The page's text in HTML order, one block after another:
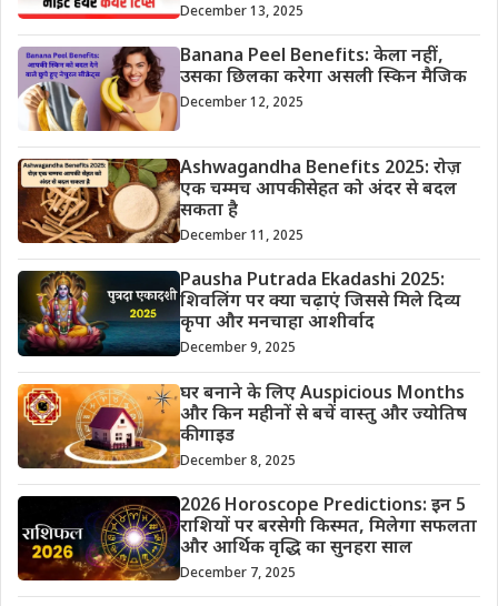
December 13, 2025
Banana Peel Benefits: केला नहीं,
उसका छिलका करेगा असली स्किन मैजिक
December 12, 2025
Ashwagandha Benefits 2025: रोज़
एक चम्मच आपकी सेहत को अंदर से बदल
सकता है
December 11, 2025
Pausha Putrada Ekadashi 2025:
शिवलिंग पर क्या चढ़ाएं जिससे मिले दिव्य
कृपा और मनचाहा आशीर्वाद
December 9, 2025
घर बनाने के लिए Auspicious Months
और किन महीनों से बचें वास्तु और ज्योतिष
की गाइड
December 8, 2025
2026 Horoscope Predictions: इन 5
राशियों पर बरसेगी किस्मत, मिलेगा सफलता
और आर्थिक वृद्धि का सुनहरा साल
December 7, 2025